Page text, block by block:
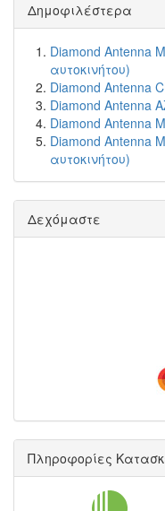
Δημοφιλέστερα
Diamond Antenna
αυτοκινήτου)
Diamond Antenna
Diamond Antenna
Diamond Antenna
Diamond Antenna
αυτοκινήτου)
Δεχόμαστε
Πληροφορίες